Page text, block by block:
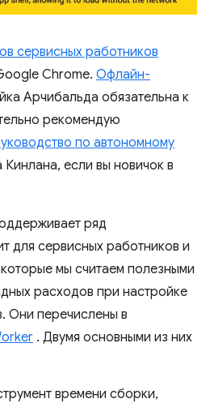
сервисных работников
Chrome. Офлайн-
Арчибальда обязательна к
рекомендую
по автономному
Кинлана, если вы новичок в
ряд
для сервисных работников и
мы считаем полезными
расходов при настройке
Они перечислены в
. Двумя основными из них
времени сборки,